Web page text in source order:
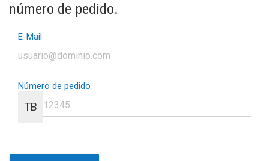
número de pedido.
E-Mail
Número de pedido
TB